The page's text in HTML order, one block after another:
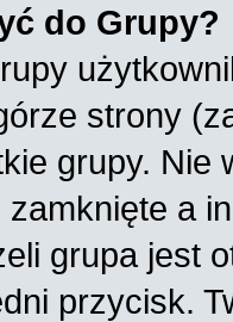
do Grupy?
strony
grupy. Nie
a
grupa jest
przycisk.